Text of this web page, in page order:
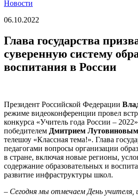
Новости
06.10.2022
Глава государства
суверенную систему
воспитания в России
Президент Российской Федерации
режиме видеоконференции провел
конкурса «Учитель года России –
победителем Дмитрием Лутовиновым
телешоу «Классная тема!». Глава
педагогами вопросы организации
в стране, включая новые регионы,
содержание образовательных и
развитие инфраструктуры школ.
– Сегодня мы отмечаем День учителя,